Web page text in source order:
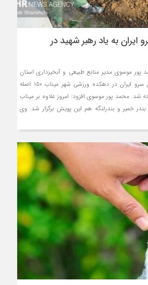
ایران به یاد رهبر شهید در
پور موسوی مدیر منابع طبیعی و آبخیزداری استان
هرمزگان گفت: در پویش سرو ایران در دهکده ورزشی شهر میناب ۱۵۰ اصله
شد. محمد پور موسوی افزود: امروز علاوه بر میناب
خمیر و بندرلنگه هم این پویش برگزار شد. وی